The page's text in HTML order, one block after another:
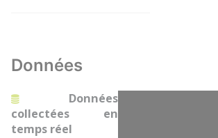
Données
Données
collectées en
temps réel